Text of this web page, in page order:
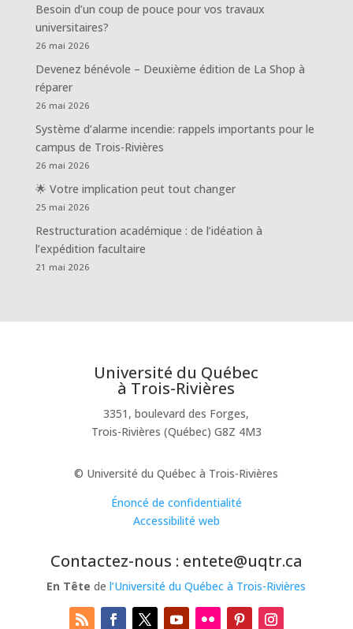
Besoin d’un coup de pouce pour vos travaux
universitaires?
26 mai 2026
Devenez bénévole – Deuxième édition de La Shop à
réparer
26 mai 2026
Système d’alarme incendie: rappels importants pour le
campus de Trois-Rivières
26 mai 2026
🌟 Votre implication peut tout changer
25 mai 2026
Restructuration académique : de l’idéation à
l’expédition facultaire
21 mai 2026
Université du Québec
à Trois-Rivières
3351, boulevard des Forges,
Trois-Rivières (Québec) G8Z 4M3
© Université du Québec à Trois-Rivières
Énoncé de confidentialité
Accessibilité web
Contactez-nous : entete@uqtr.ca
En Tête del’Université du Québec à Trois-Rivières